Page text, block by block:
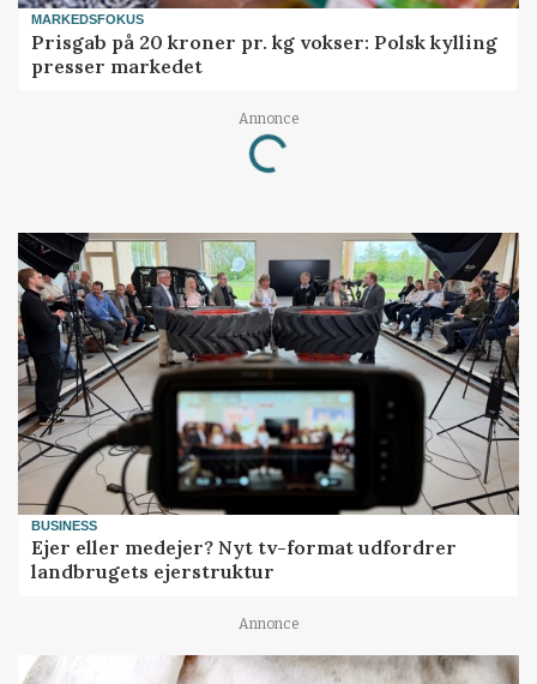
MARKEDSFOKUS
Prisgab på 20 kroner pr. kg vokser: Polsk kylling
presser markedet
Annonce
Loading...
BUSINESS
Ejer eller medejer? Nyt tv-format udfordrer
landbrugets ejerstruktur
Annonce